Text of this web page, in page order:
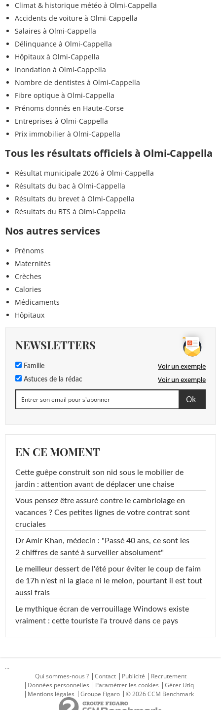
Climat & historique météo à Olmi-Cappella
Accidents de voiture à Olmi-Cappella
Salaires à Olmi-Cappella
Délinquance à Olmi-Cappella
Hôpitaux à Olmi-Cappella
Inondation à Olmi-Cappella
Nombre de dentistes à Olmi-Cappella
Fibre optique à Olmi-Cappella
Prénoms donnés en Haute-Corse
Entreprises à Olmi-Cappella
Prix immobilier à Olmi-Cappella
Tous les résultats officiels à Olmi-Cappella
Résultat municipale 2026 à Olmi-Cappella
Résultats du bac à Olmi-Cappella
Résultats du brevet à Olmi-Cappella
Résultats du BTS à Olmi-Cappella
Nos autres services
Prénoms
Maternités
Crèches
Calories
Médicaments
Hôpitaux
NEWSLETTERS
Famille Voir un exemple
Astuces de la rédac Voir un exemple
EN CE MOMENT
Cette guêpe construit son nid sous le mobilier de
jardin : attention avant de déplacer une chaise
Vous pensez être assuré contre le cambriolage en
vacances ? Ces petites lignes de votre contrat sont
cruciales
Dr Amir Khan, médecin : "Passé 40 ans, ce sont les
2 chiffres de santé à surveiller absolument"
Le meilleur dessert de l'été pour éviter le coup de faim
de 17h n'est ni la glace ni le melon, pourtant il est tout
aussi frais
Le mythique écran de verrouillage Windows existe
vraiment : cette touriste l'a trouvé dans ce pays
...
Qui sommes-nous ?
Contact Publicité
Recrutement
Données personnelles
Paramétrer les cookies
Gérer Utiq
Mentions légales
Groupe Figaro © 2026 CCM Benchmark